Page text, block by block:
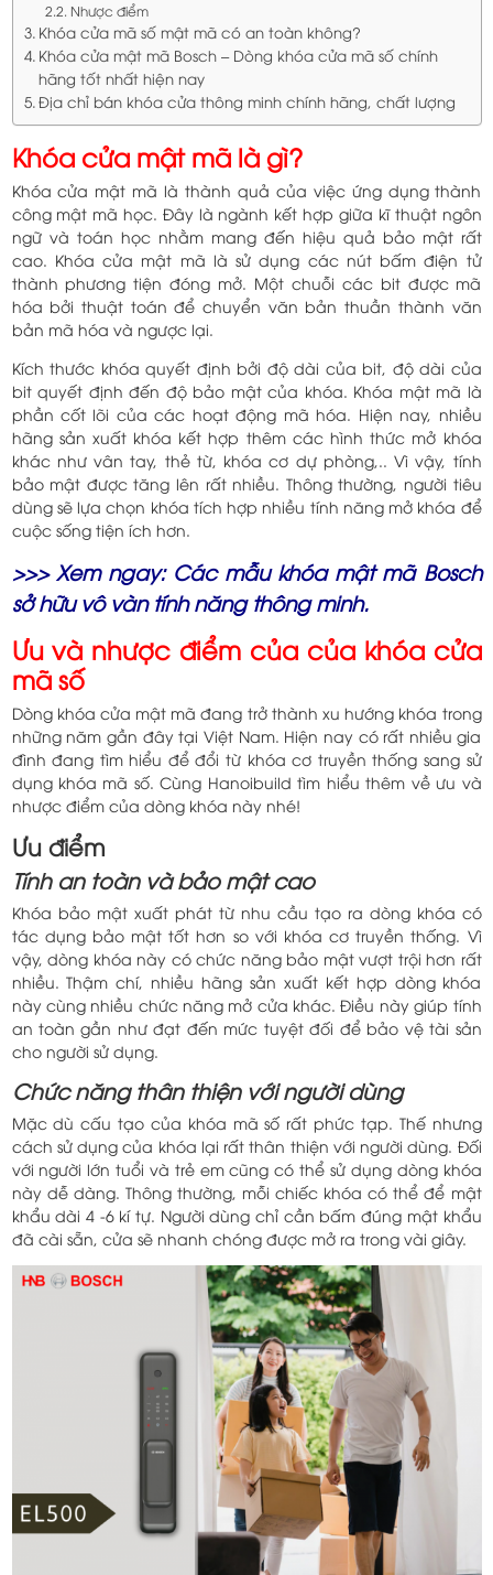
Nhược điểm
Khóa cửa mã số mật mã có an toàn không?
Khóa cửa mật mã Bosch – Dòng khóa cửa mã số chính
hãng tốt nhất hiện nay
Địa chỉ bán khóa cửa thông minh chính hãng, chất lượng
Khóa cửa mật mã là gì?
Khóa cửa mật mã là thành quả của việc ứng dụng thành
công mật mã học. Đây là ngành kết hợp giữa kĩ thuật ngôn
ngữ và toán học nhằm mang đến hiệu quả bảo mật rất
cao. Khóa cửa mật mã là sử dụng các nút bấm điện tử
thành phương tiện đóng mở. Một chuỗi các bit được mã
hóa bởi thuật toán để chuyển văn bản thuần thành văn
bản mã hóa và ngược lại.
Kích thước khóa quyết định bởi độ dài của bit, độ dài của
bit quyết định đến độ bảo mật của khóa. Khóa mật mã là
phần cốt lõi của các hoạt động mã hóa. Hiện nay, nhiều
hãng sản xuất khóa kết hợp thêm các hình thức mở khóa
khác như vân tay, thẻ từ, khóa cơ dự phòng,.. Vì vậy, tính
bảo mật được tăng lên rất nhiều. Thông thường, người tiêu
dùng sẽ lựa chọn khóa tích hợp nhiều tính năng mở khóa để
cuộc sống tiện ích hơn.
>>> Xem ngay: Các mẫu khóa mật mã Bosch
sở hữu vô vàn tính năng thông minh.
Ưu và nhược điểm của của khóa cửa
mã số
Dòng khóa cửa mật mã đang trở thành xu hướng khóa trong
những năm gần đây tại Việt Nam. Hiện nay có rất nhiều gia
đình đang tìm hiểu để đổi từ khóa cơ truyền thống sang sử
dụng khóa mã số. Cùng Hanoibuild tìm hiểu thêm về ưu và
nhược điểm của dòng khóa này nhé!
Ưu điểm
Tính an toàn và bảo mật cao
Khóa bảo mật xuất phát từ nhu cầu tạo ra dòng khóa có
tác dụng bảo mật tốt hơn so với khóa cơ truyền thống. Vì
vậy, dòng khóa này có chức năng bảo mật vượt trội hơn rất
nhiều. Thậm chí, nhiều hãng sản xuất kết hợp dòng khóa
này cùng nhiều chức năng mở cửa khác. Điều này giúp tính
an toàn gần như đạt đến mức tuyệt đối để bảo vệ tài sản
cho người sử dụng.
Chức năng thân thiện với người dùng
Mặc dù cấu tạo của khóa mã số rất phức tạp. Thế nhưng
cách sử dụng của khóa lại rất thân thiện với người dùng. Đối
với người lớn tuổi và trẻ em cũng có thể sử dụng dòng khóa
này dễ dàng. Thông thường, mỗi chiếc khóa có thể để mật
khẩu dài 4 -6 kí tự. Người dùng chỉ cần bấm đúng mật khẩu
đã cài sẵn, cửa sẽ nhanh chóng được mở ra trong vài giây.